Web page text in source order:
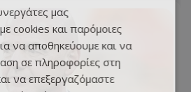
μας
cookies και παρόμοιες
να αποθηκεύουμε και να
σε πληροφορίες στη
να επεξεργαζόμαστε